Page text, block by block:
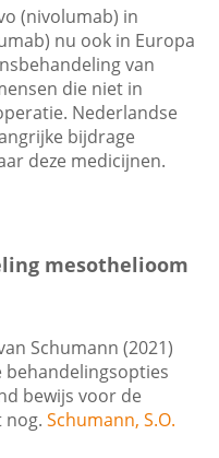
(nivolumab) in
nu ook in Europa
van
die niet in
Nederlandse
bijdrage
deze medicijnen.
mesothelioom
Schumann (2021)
bewijs voor de
nog. Schumann, S.O.